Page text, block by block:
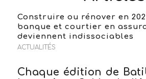
Construire ou rénover en
banque et courtier en
deviennent indissociables
ACTUALITÉS
Chaque édition de